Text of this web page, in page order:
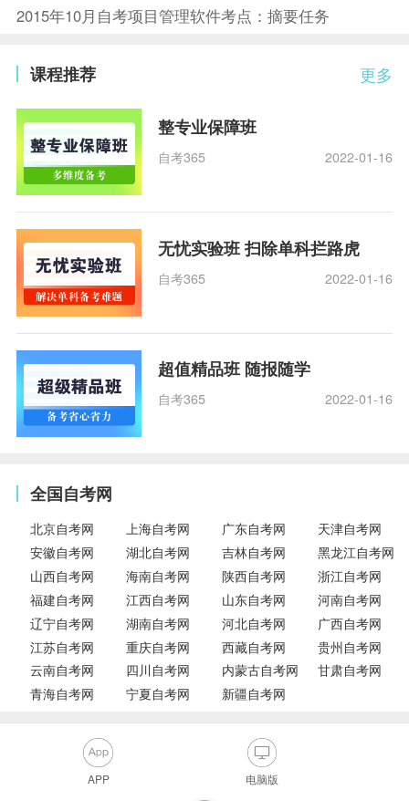
2015年10月自考项目管理软件考点：摘要任务
更多
课程推荐
整专业保障班
自考365 2022-01-16
无忧实验班 扫除单科拦路虎
自考365 2022-01-16
超值精品班 随报随学
自考365 2022-01-16
全国自考网
北京自考网 上海自考网 广东自考网
天津自考网
安徽自考网
湖北自考网 吉林自考网
黑龙江自考网
山西自考网
海南自考网 陕西自考网
浙江自考网
福建自考网
江西自考网 山东自考网
河南自考网
辽宁自考网
湖南自考网 河北自考网
广西自考网
江苏自考网
重庆自考网 西藏自考网
贵州自考网
云南自考网
四川自考网 内蒙古自考网
甘肃自考网
青海自考网
宁夏自考网 新疆自考网
APP 电脑版